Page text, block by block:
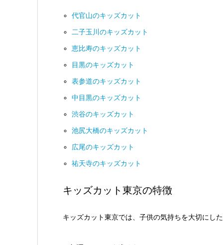
代官山のキッズカット
二子玉川のキッズカット
恵比寿のキッズカット
目黒のキッズカット
表参道のキッズカット
中目黒のキッズカット
渋谷のキッズカット
池尻大橋のキッズカット
広尾のキッズカット
祐天寺のキッズカット
キッズカット東京の特徴
キッズカット東京では、子供の気持ちを大切にし